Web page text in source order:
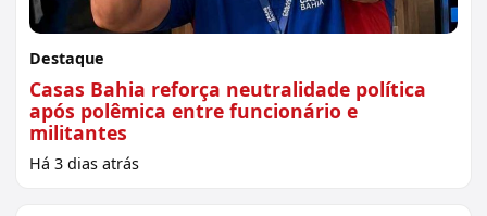
Destaque
Casas Bahia reforça neutralidade política
após polêmica entre funcionário e
militantes
Há 3 dias atrás